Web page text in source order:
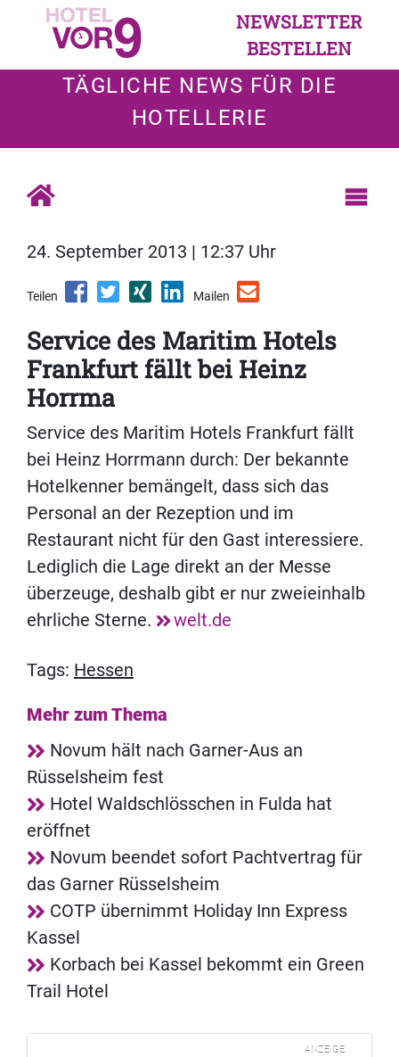
NEWSLETTER
BESTELLEN
TÄGLICHE NEWS FÜR DIE
HOTELLERIE
24. September 2013 | 12:37 Uhr
Teilen Mailen
Service des Maritim Hotels
Frankfurt fällt bei Heinz
Horrma
Service des Maritim Hotels Frankfurt fällt
bei Heinz Horrmann durch: Der bekannte
Hotelkenner bemängelt, dass sich das
Personal an der Rezeption und im
Restaurant nicht für den Gast interessiere.
Lediglich die Lage direkt an der Messe
überzeuge, deshalb gibt er nur zweieinhalb
ehrliche Sterne.
welt.de
Tags: Hessen
Mehr zum Thema
Novum hält nach Garner-Aus an
Rüsselsheim fest
Hotel Waldschlösschen in Fulda hat
eröffnet
Novum beendet sofort Pachtvertrag für
das Garner Rüsselsheim
COTP übernimmt Holiday Inn Express
Kassel
Korbach bei Kassel bekommt ein Green
Trail Hotel
ANZEIGE